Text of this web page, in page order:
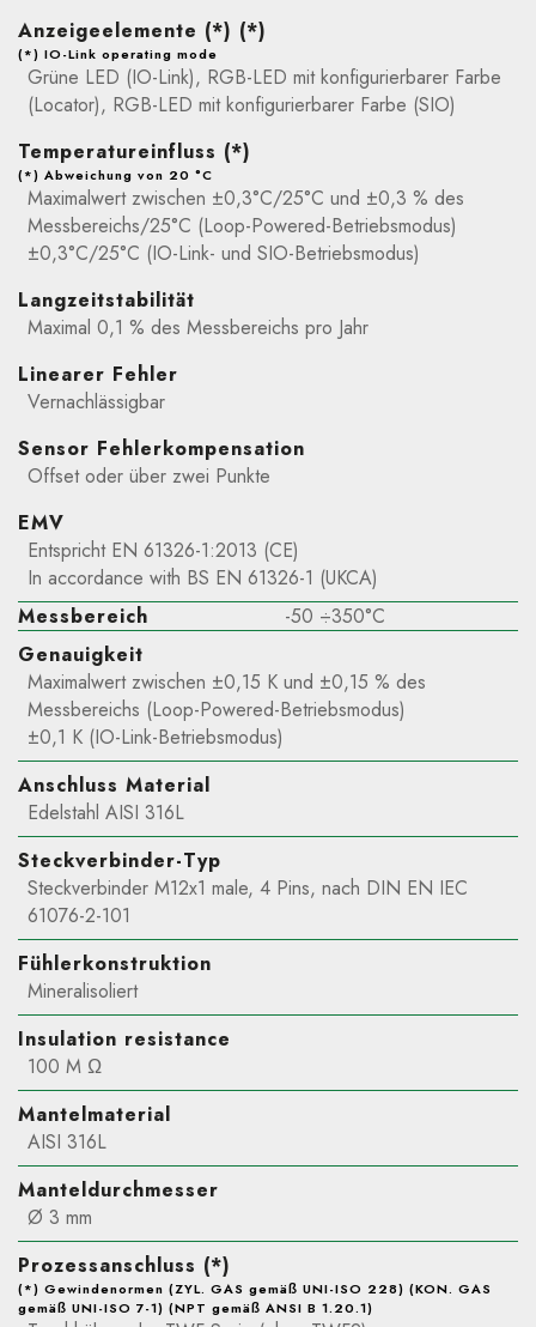
Anzeigeelemente (*) (*)
(*) IO-Link operating mode
Grüne LED (IO-Link), RGB-LED mit konfigurierbarer Farbe
(Locator), RGB-LED mit konfigurierbarer Farbe (SIO)
Temperatureinfluss (*)
(*) Abweichung von 20 °C
Maximalwert zwischen ±0,3°C/25°C und ±0,3 % des
Messbereichs/25°C (Loop-Powered-Betriebsmodus)
±0,3°C/25°C (IO-Link- und SIO-Betriebsmodus)
Langzeitstabilität
Maximal 0,1 % des Messbereichs pro Jahr
Linearer Fehler
Vernachlässigbar
Sensor Fehlerkompensation
Offset oder über zwei Punkte
EMV
Entspricht EN 61326-1:2013 (CE)
In accordance with BS EN 61326-1 (UKCA)
Messbereich
-50 ÷350°C
Genauigkeit
Maximalwert zwischen ±0,15 K und ±0,15 % des
Messbereichs (Loop-Powered-Betriebsmodus)
±0,1 K (IO-Link-Betriebsmodus)
Anschluss Material
Edelstahl AISI 316L
Steckverbinder-Typ
Steckverbinder M12x1 male, 4 Pins, nach DIN EN IEC
61076-2-101
Fühlerkonstruktion
Mineralisoliert
Insulation resistance
100 M Ω
Mantelmaterial
AISI 316L
Manteldurchmesser
Ø 3 mm
Prozessanschluss (*)
(*) Gewindenormen (ZYL. GAS gemäß UNI-ISO 228) (KON. GAS
gemäß UNI-ISO 7-1) (NPT gemäß ANSI B 1.20.1)